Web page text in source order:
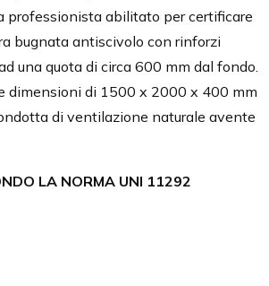
professionista abilitato per certificare
bugnata antiscivolo con rinforzi
una quota di circa 600 mm dal fondo.
dimensioni di 1500 x 2000 x 400 mm
di ventilazione naturale avente
LA NORMA UNI 11292